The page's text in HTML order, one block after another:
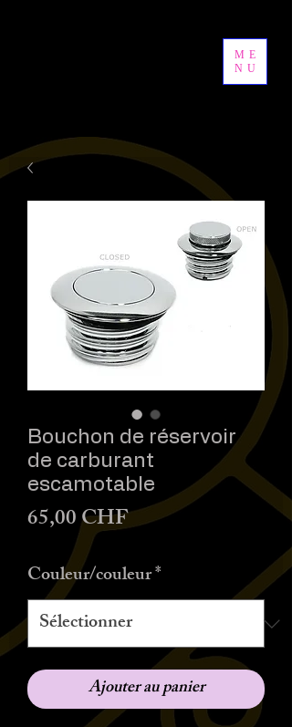
ME
NU
Bouchon de réservoir
de carburant
escamotable
65,00 CHFPrix
Couleur/couleur*
Ajouter au panier